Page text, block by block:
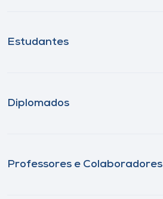
Estudantes
Diplomados
Professores e Colaboradores